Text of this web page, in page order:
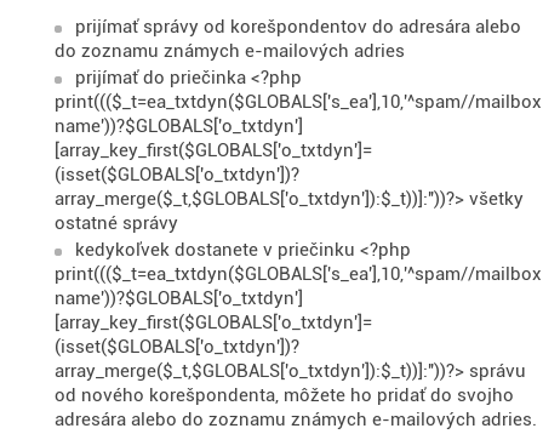
prijímať správy od korešpondentov do adresára alebo
do zoznamu známych e-mailových adries
prijímať do priečinka <?php
print((($_t=ea_txtdyn($GLOBALS['s_ea'],10,'^spam//mailbox
name'))?$GLOBALS['o_txtdyn']
[array_key_first($GLOBALS['o_txtdyn']=
(isset($GLOBALS['o_txtdyn'])?
array_merge($_t,$GLOBALS['o_txtdyn']):$_t))]:''))?> všetky
ostatné správy
kedykoľvek dostanete v priečinku <?php
print((($_t=ea_txtdyn($GLOBALS['s_ea'],10,'^spam//mailbox
name'))?$GLOBALS['o_txtdyn']
[array_key_first($GLOBALS['o_txtdyn']=
(isset($GLOBALS['o_txtdyn'])?
array_merge($_t,$GLOBALS['o_txtdyn']):$_t))]:''))?> správu
od nového korešpondenta, môžete ho pridať do svojho
adresára alebo do zoznamu známych e-mailových adries.